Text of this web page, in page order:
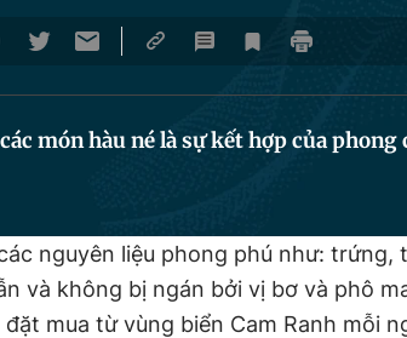
món hàu né là sự kết hợp của phong
nguyên liệu phong phú như: trứng,
và không bị ngán bởi vị bơ và phô
mua từ vùng biển Cam Ranh mỗi